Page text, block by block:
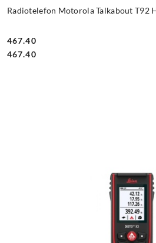
Radiotelefon Motorola Talkabout T92
Cena:
467.40
Cena:
467.40